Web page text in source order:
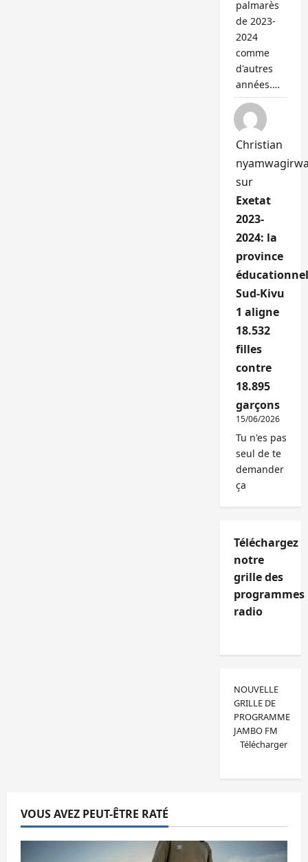
palmarès
de 2023-
2024
comme
d'autres
années.…
Christian
sur
Exetat
2023-
2024: la
province
Sud-Kivu
1 aligne
18.532
filles
contre
18.895
garçons
15/06/2026
Tu n'es pas
seul de te
demander
ça
Téléchargez
notre
grille des
programmes
radio
NOUVELLE
GRILLE DE
PROGRAMME
JAMBO FM
Télécharger
VOUS AVEZ PEUT-ÊTRE RATÉ